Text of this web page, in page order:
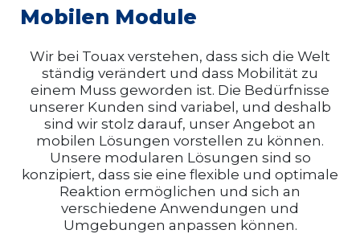
Mobilen Module
Wir bei Touax verstehen, dass sich die Welt
ständig verändert und dass Mobilität zu
einem Muss geworden ist. Die Bedürfnisse
unserer Kunden sind variabel, und deshalb
sind wir stolz darauf, unser Angebot an
mobilen Lösungen vorstellen zu können.
Unsere modularen Lösungen sind so
konzipiert, dass sie eine flexible und optimale
Reaktion ermöglichen und sich an
verschiedene Anwendungen und
Umgebungen anpassen können.